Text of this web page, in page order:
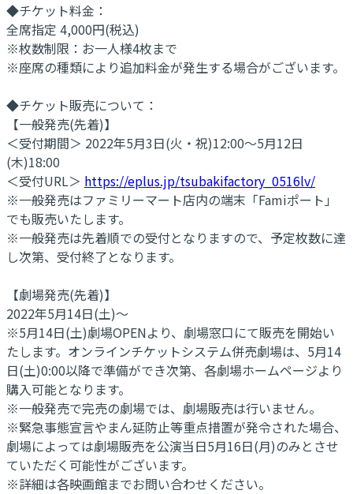
◆チケット料金：
全席指定 4,000円(税込)
※枚数制限：お一人様4枚まで
※座席の種類により追加料金が発生する場合がございます。
◆チケット販売について：
【一般発売(先着)】
＜受付期間＞ 2022年5月3日(火・祝)12:00～5月12日
(木)18:00
＜受付URL＞ https://eplus.jp/tsubakifactory_0516lv/
※一般発売はファミリーマート店内の端末「Famiポート」
でも販売いたします。
※一般発売は先着順での受付となりますので、予定枚数に達
し次第、受付終了となります。
【劇場発売(先着)】
2022年5月14日(土)～
※5月14日(土)劇場OPENより、劇場窓口にて販売を開始い
たします。オンラインチケットシステム併売劇場は、5月14
日(土)0:00以降で準備ができ次第、各劇場ホームページより
購入可能となります。
※一般発売で完売の劇場では、劇場販売は行いません。
※緊急事態宣言やまん延防止等重点措置が発令された場合、
劇場によっては劇場販売を公演当日5月16日(月)のみとさせ
ていただく可能性がございます。
※詳細は各映画館までお問い合わせください。